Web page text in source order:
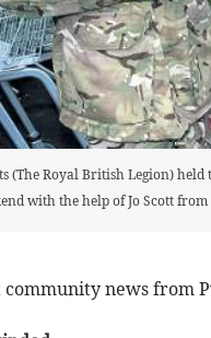
(The Royal British Legion) held
with the help of Jo Scott from
community news from